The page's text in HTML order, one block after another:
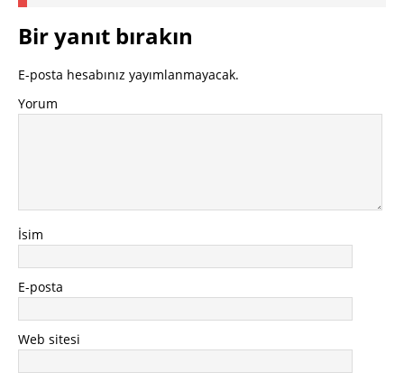
Bir yanıt bırakın
E-posta hesabınız yayımlanmayacak.
Yorum
İsim
E-posta
Web sitesi